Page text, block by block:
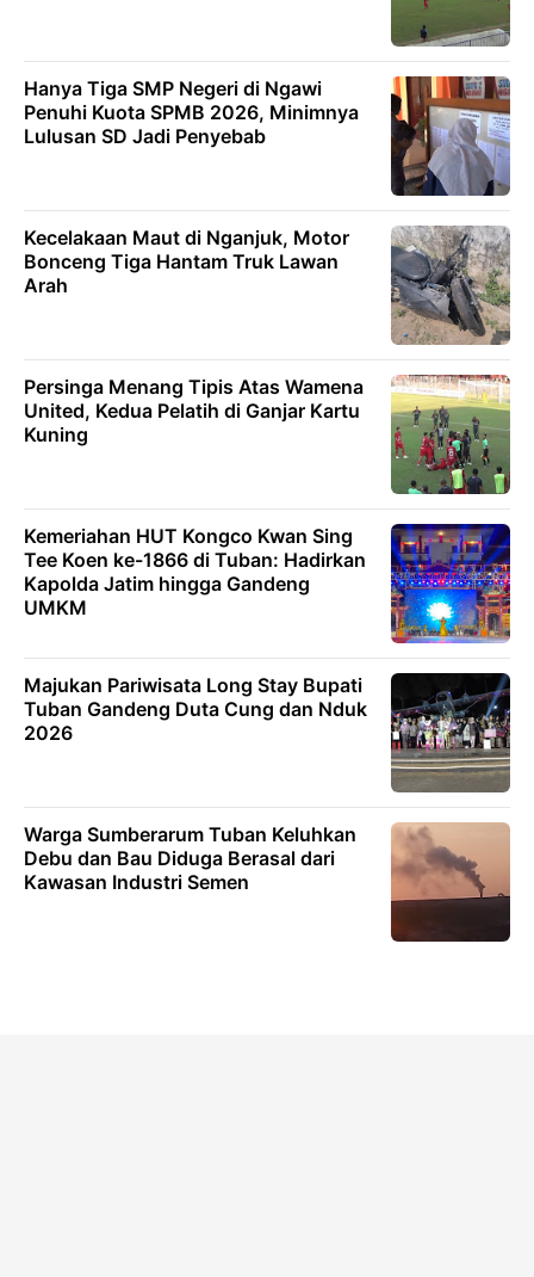
Hanya Tiga SMP Negeri di Ngawi
Penuhi Kuota SPMB 2026, Minimnya
Lulusan SD Jadi Penyebab
Kecelakaan Maut di Nganjuk, Motor
Bonceng Tiga Hantam Truk Lawan
Arah
Persinga Menang Tipis Atas Wamena
United, Kedua Pelatih di Ganjar Kartu
Kuning
Kemeriahan HUT Kongco Kwan Sing
Tee Koen ke-1866 di Tuban: Hadirkan
Kapolda Jatim hingga Gandeng
UMKM
Majukan Pariwisata Long Stay Bupati
Tuban Gandeng Duta Cung dan Nduk
2026
Warga Sumberarum Tuban Keluhkan
Debu dan Bau Diduga Berasal dari
Kawasan Industri Semen